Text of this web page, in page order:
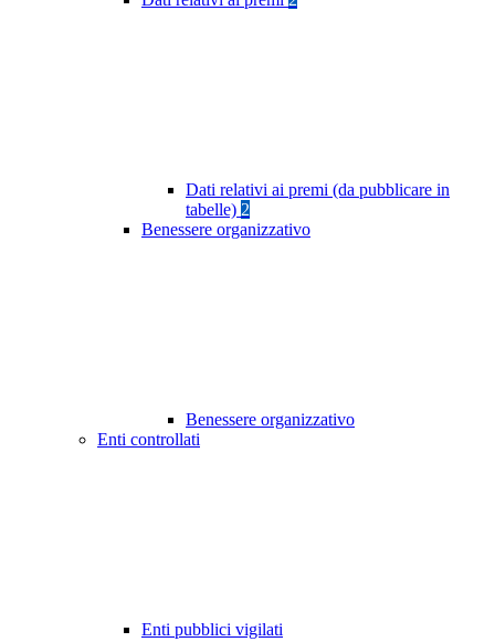
Dati relativi ai premi (da pubblicare in
tabelle) 2
Benessere organizzativo
Benessere organizzativo
Enti controllati
Enti pubblici vigilati